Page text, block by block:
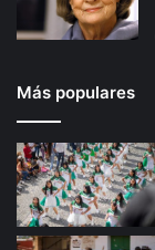
Más populares